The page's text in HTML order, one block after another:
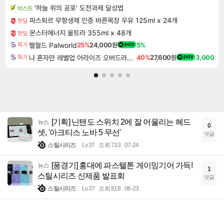
비스트 '하늘 위의 공포' 도전과제 달성법
핫딜 파스퇴르 무항생제 인증 바른목장 우유 125ml x 24개
핫딜 몬스터에너지 울트라 355ml x 48개
특가 팰월드 Palworld25%24,000원 5%
특가 나 혼자만 레벨업 어라이즈 오버드라이브 Solo Leveling Arise 40%27,600원 3,000
뉴스 [기획] 닌텐도 스위치 2에 잘 어울리는 헤드
셋, '아크티스 노바 5 무선'
스틸시리즈 Lv.37 조회 733 07-24
0
댓글
뉴스 [풍경기] 홍대에 파스텔톤 게이밍기어 가득!
스틸시리즈 신제품 발표회
스틸시리즈 Lv.37 조회 818 06-23
1
댓글